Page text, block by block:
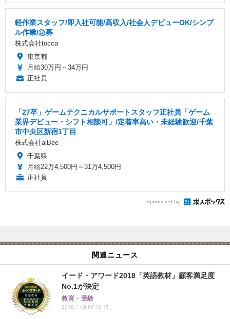
軽作業スタッフ/即入社可能/高収入/社会人デビューOK/シンプ
ル作業/急募
株式会社tocca
東京都
月給30万円～34万円
正社員
「27卒」ゲームテクニカルサポートスタッフ正社員「ゲーム
業界デビュー・シフト相談可」/定着率高い・未経験歓迎/千葉
市中央区新宿1丁目
株式会社alBee
千葉県
月給22万4,500円～31万4,500円
正社員
Sponsored by
関連ニュース
イード・アワード2018「英語教材」顧客満足度
No.1が決定
教育・受験
2018.11.9 Fri 13:15